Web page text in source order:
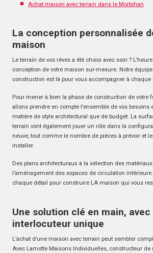
Achat maison avec terrain dans le Morbihan
La conception personnalisée
maison
Le terrain de vos rêves a été choisi avec soin ?
conception de votre maison sur-mesure. Notre équipe
construction est là pour vous accompagner à chaque
Pour mener à bien la phase de construction de votre
allons prendre en compte l’ensemble de vos besoins
matière de style architectural que de budget. La
terrain vont également jouer un rôle dans la
neuve, tout comme le nombre de pièces à prévoir et
installer.
Des plans architecturaux à la sélection des
l’aménagement des espaces de circulation
chaque détail pour construire LA maison qui vous
Une solution clé en main, avec
interlocuteur unique
L’achat d’une maison avec terrain peut sembler
Avec Lamotte Maisons Individuelles, constructeur